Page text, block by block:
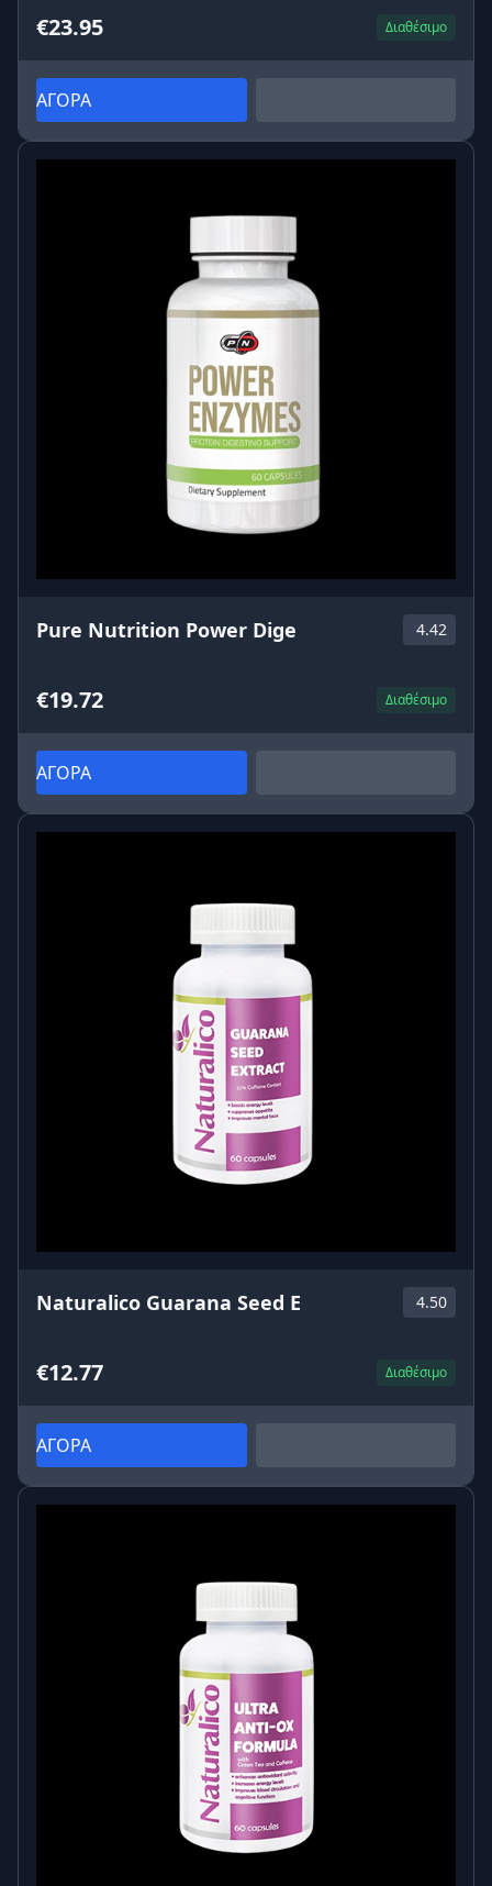
€23.95 Διαθέσιμο
ΑΓΟΡΑ
Pure Nutrition Power Dige 4.42
€19.72 Διαθέσιμο
ΑΓΟΡΑ
Naturalico Guarana Seed E 4.50
€12.77 Διαθέσιμο
ΑΓΟΡΑ